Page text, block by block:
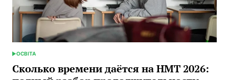
ОПУБЛИКОВАНО
В
ОСВІТА
Сколько времени даётся на НМТ 2026: